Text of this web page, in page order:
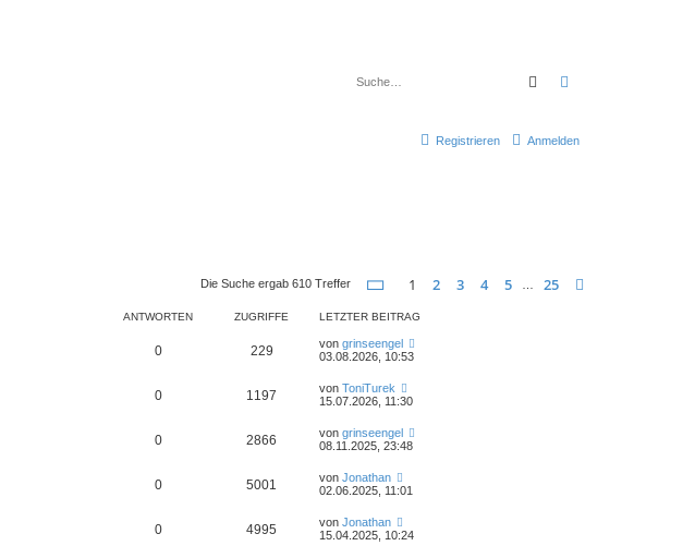
Suche
Anmelden
Registrieren
Die Suche ergab 610 Treffer Seite von25
1 2 3 4 5 25
ANTWORTEN ZUGRIFFE LETZTER BEITRAG
0 229 von grinseengel
03.08.2026, 10:53
0 1197 von ToniTurek
15.07.2026, 11:30
0 2866 von grinseengel
08.11.2025, 23:48
0 5001 von Jonathan
02.06.2025, 11:01
0 4995 von Jonathan
15.04.2025, 10:24